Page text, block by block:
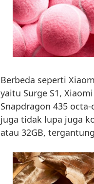
Berbeda seperti
yaitu Surge S1,
Snapdragon 435
juga tidak lupa juga
atau 32GB,